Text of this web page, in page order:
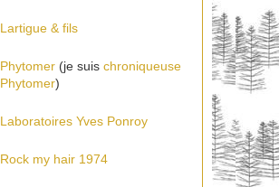
Lartigue & fils
Phytomer (je suis chroniqueuse
Phytomer)
Laboratoires Yves Ponroy
Rock my hair 1974